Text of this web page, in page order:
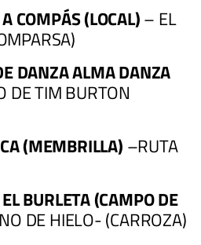
COMPÁS (LOCAL)– EL
DANZA ALMA DANZA
DE TIM BURTON
(MEMBRILLA) –RUTA
BURLETA (CAMPO DE
DE HIELO- (CARROZA)